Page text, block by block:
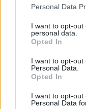
Personal Data
I want to opt-
personal data.
Opted In
I want to opt-out
Personal Data.
Opted In
I want to opt-
Personal Data
“All’articolo 66,
“sostituire le
2024, di 290
milioni di euro
euro per l’anno
l’anno 2026”,